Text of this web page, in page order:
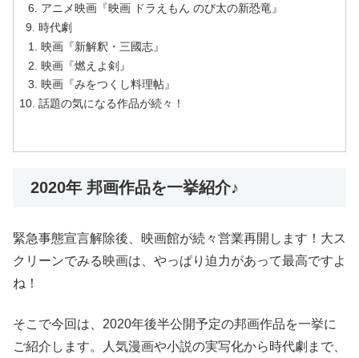
アニメ映画『映画 ドラえもん のび太の新恐竜』
時代劇
映画『新解釈・三國志』
映画『燃えよ剣』
映画『みをつくし料理帖』
話題の気になる作品が続々！
2020年 邦画作品を一挙紹介♪
緊急事態宣言解除後、映画館が続々営業再開します！大ス
クリーンでみる映画は、やっぱり迫力があって最高ですよ
ね！
そこで今回は、2020年後半公開予定の邦画作品を一挙に
ご紹介します。人気漫画や小説の実写化から時代劇まで、